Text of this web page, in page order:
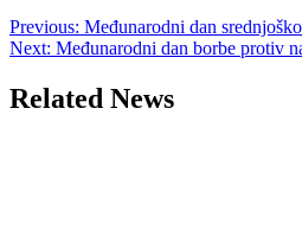
Post
navigation
Previous: Međunarodni dan
Next: Međunarodni dan borbe protiv
Related News